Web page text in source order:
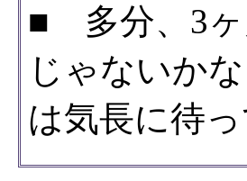
■ 多分、3ヶ
じゃないか
は気長に待